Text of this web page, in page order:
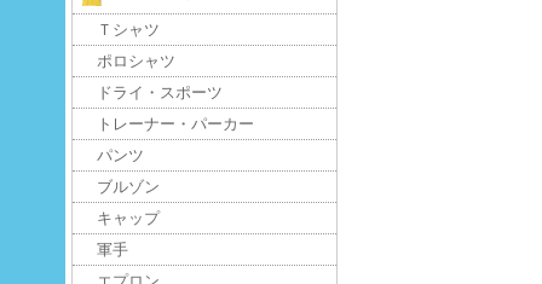
Ｔシャツ
ポロシャツ
ドライ・スポーツ
トレーナー・パーカー
パンツ
ブルゾン
キャップ
軍手